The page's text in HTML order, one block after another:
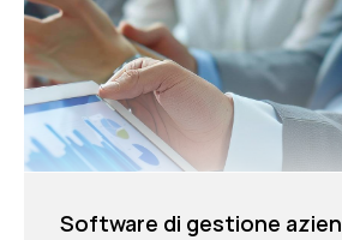
Software di gestione